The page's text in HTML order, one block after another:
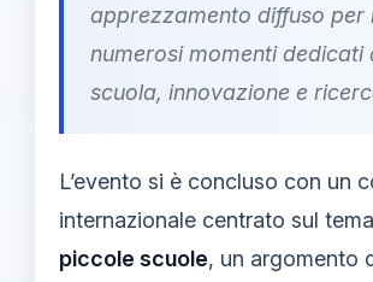
apprezzamento diffuso per
numerosi momenti dedicati
scuola, innovazione e
L’evento si è concluso con un
internazionale centrato sul
piccole scuole, un argomento